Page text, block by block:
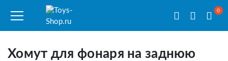
0
Хомут для фонаря на заднюю